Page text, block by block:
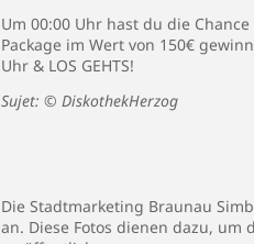
Um 00:00 Uhr hast du die
Package im Wert von 150€
Uhr & LOS GEHTS!
Sujet: © DiskothekHerzog
Die Stadtmarketing Braunau
an. Diese Fotos dienen dazu,